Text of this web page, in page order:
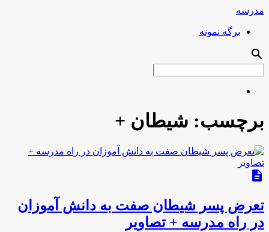
مدرسه
برگه نمونه
search
برچسب: شیطان +
description
تعرض پسر شیطان صفت به دانش آموزان
در راه مدرسه + تصاویر